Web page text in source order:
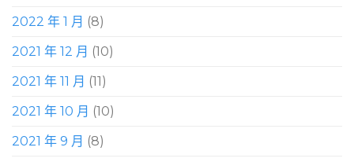
2022 年 1 月 (8)
2021 年 12 月 (10)
2021 年 11 月 (11)
2021 年 10 月 (10)
2021 年 9 月 (8)